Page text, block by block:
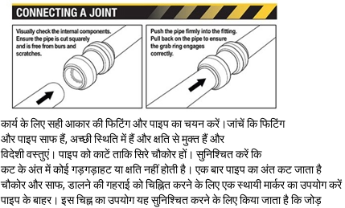
कार्य के लिए सही आकार की फिटिंग और पाइप का चयन करें।जांचें कि फिटिंग
और पाइप साफ हैं, अच्छी स्थिति में हैं और क्षति से मुक्त हैं और
विदेशी वस्तुएं। पाइप को काटें ताकि सिरे चौकोर हों। सुनिश्चित करें कि
कट के अंत में कोई गड़गड़ाहट या क्षति नहीं होती है। एक बार पाइप का अंत कट जाता है
चौकोर और साफ, डालने की गहराई को चिह्नित करने के लिए एक स्थायी मार्कर का उपयोग करें
पाइप के बाहर। इस चिह्न का उपयोग यह सुनिश्चित करने के लिए किया जाता है कि जोड़